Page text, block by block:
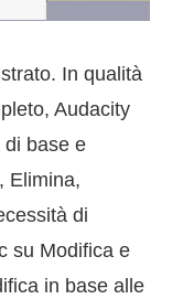
In qualità
Audacity
di base e
Elimina,
di
su Modifica e
in base alle